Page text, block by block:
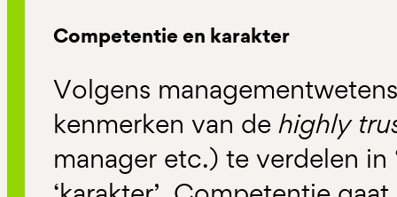
Competentie en karakter
Volgens
kenmerken van de highly
manager etc.) te verdelen in